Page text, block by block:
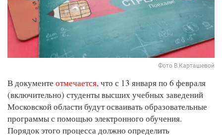
Фото В.Карташевой
В документе отмечается, что с 13 января по 6 февраля
(включительно) студенты высших учебных заведений
Московской области будут осваивать образовательные
программы с помощью электронного обучения.
Порядок этого процесса должно определить